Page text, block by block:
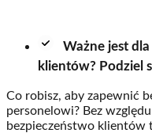
Ważne jest
klientów? Podziel
Co robisz, aby zapewnić
personelowi? Bez
bezpieczeństwo klientów